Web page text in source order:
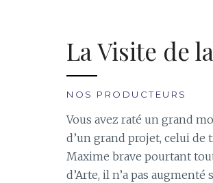
La Visite de
NOS PRODUCTEURS
Vous avez raté un grand
d’un grand projet, celui
Maxime brave pourtant
d’Arte, il n’a pas